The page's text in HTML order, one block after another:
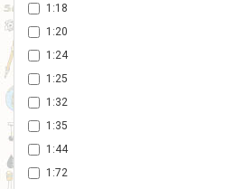
1:18
1:20
1:24
1:25
1:32
1:35
1:44
1:72